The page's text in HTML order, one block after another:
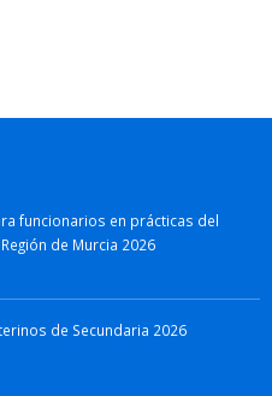
funcionarios en prácticas del
de Murcia 2026
de Secundaria 2026